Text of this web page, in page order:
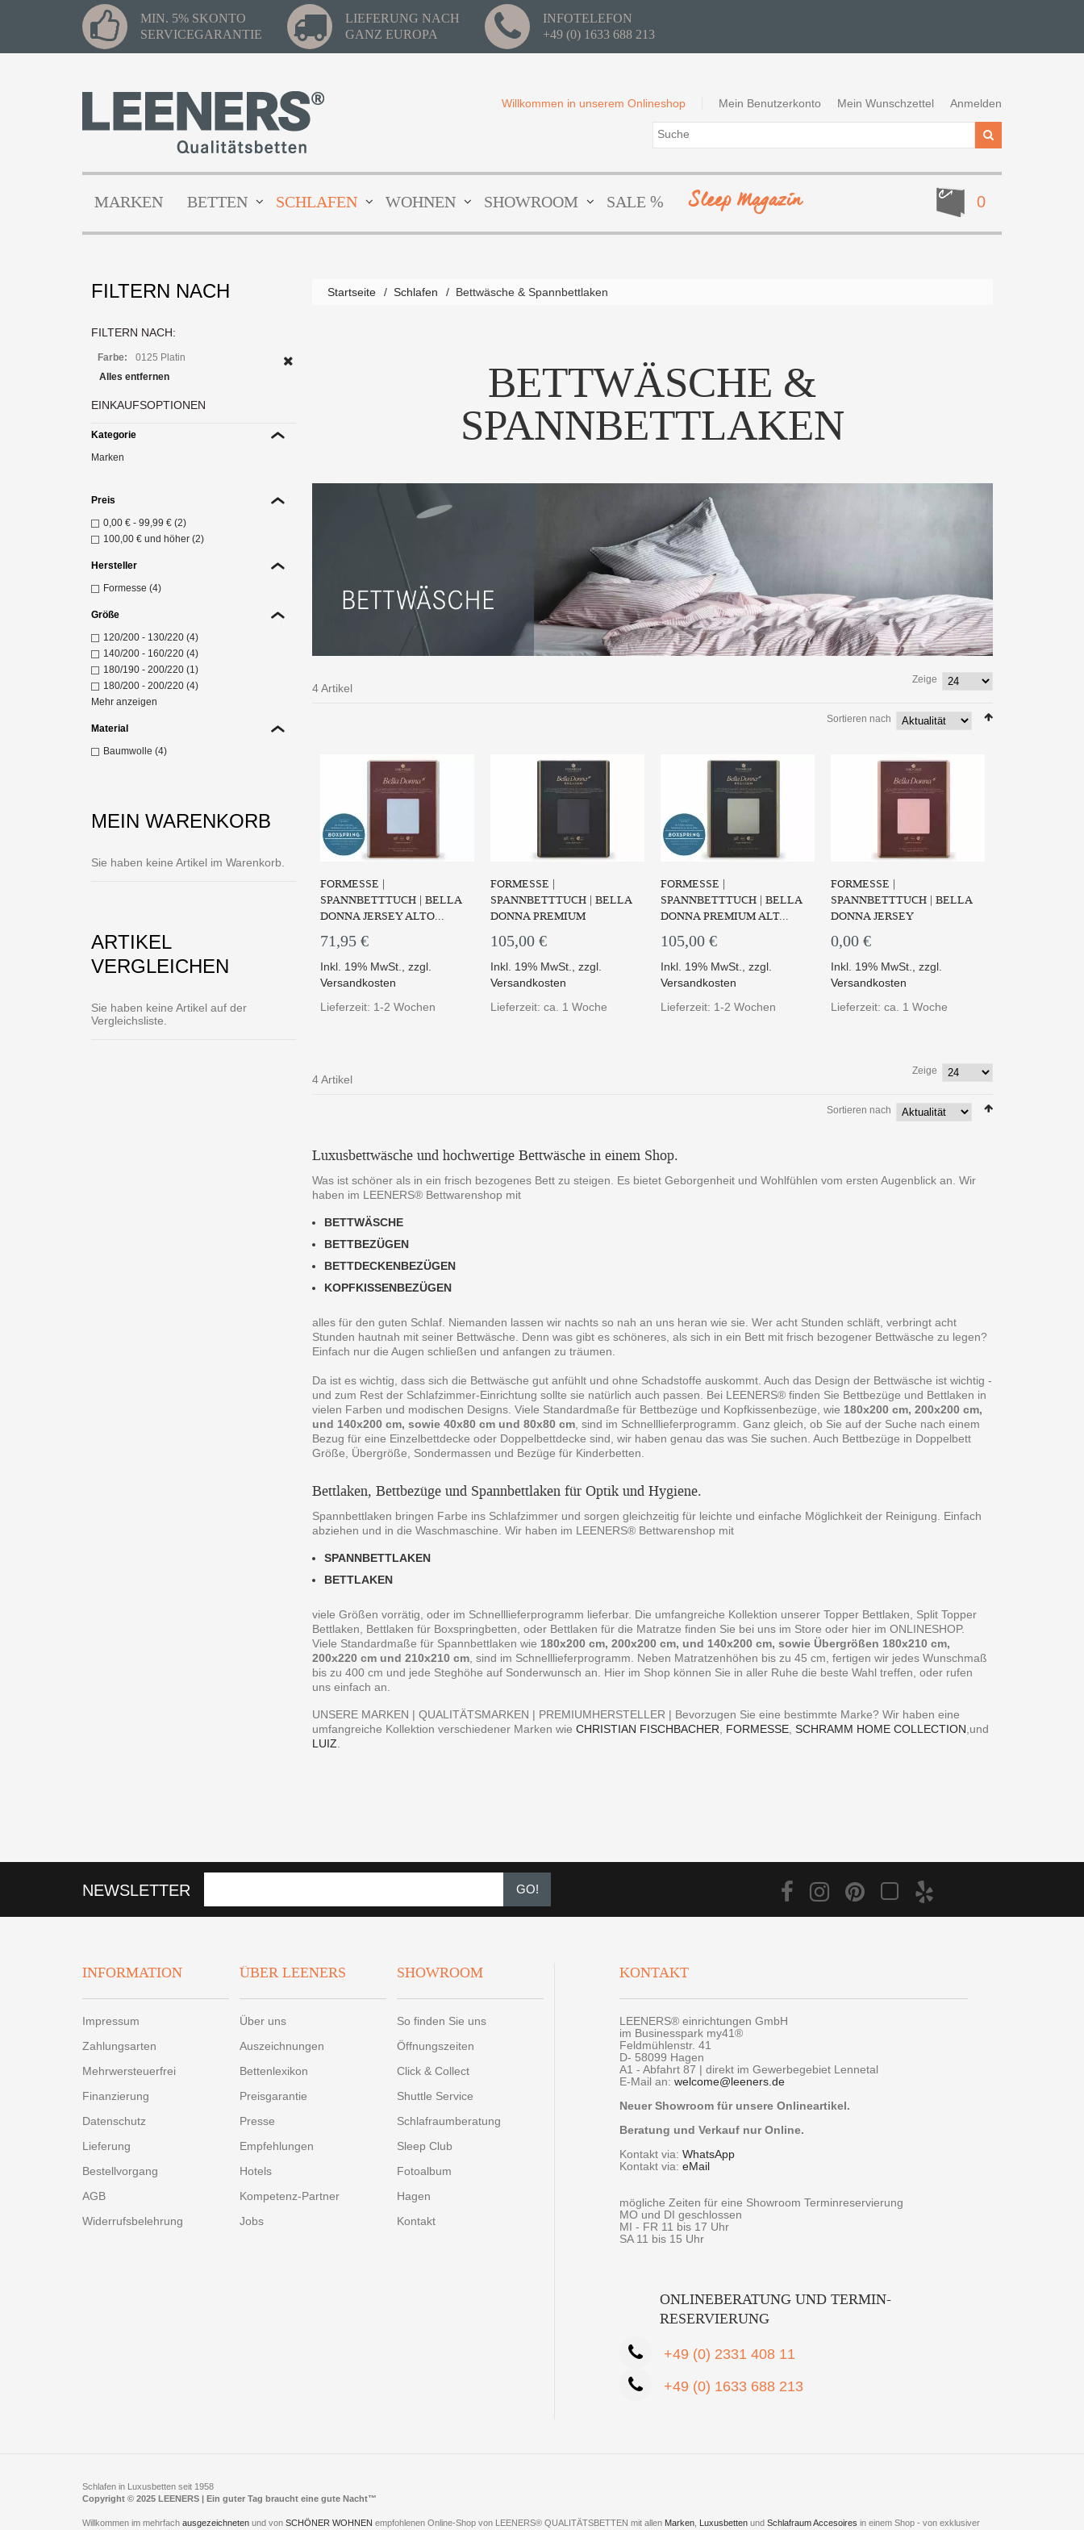
MIN. 5% SKONTO
SERVICEGARANTIE
LIEFERUNG NACH
GANZ EUROPA
INFOTELEFON
+49 (0) 1633 688 213
Mein Benutzerkonto Mein Wunschzettel Anmelden
Willkommen in unserem Onlineshop
0
MARKEN BETTEN SCHLAFEN WOHNEN SHOWROOM SALE % Sleep Magazin
Startseite / Schlafen / Bettwäsche & Spannbettlaken
BETTWÄSCHE &
SPANNBETTLAKEN
4 Artikel
Zeige
Sortieren nach
FORMESSE |
SPANNBETTTUCH | BELLA
DONNA JERSEY ALTO...
71,95 €
Inkl. 19% MwSt.,zzgl.
Versandkosten
Lieferzeit: 1-2 Wochen
FORMESSE |
SPANNBETTTUCH | BELLA
DONNA PREMIUM
105,00 €
Inkl. 19% MwSt., zzgl.
Versandkosten
Lieferzeit: ca. 1 Woche
Die Premium-Ausführung von
Bella Donna - Noch...
FORMESSE |
SPANNBETTTUCH | BELLA
DONNA PREMIUM ALT...
105,00 €
Inkl. 19% MwSt., zzgl.
Versandkosten
Lieferzeit: 1-2 Wochen
Die Premium-Ausführung von
Bella Donna - Noch...
FORMESSE |
SPANNBETTTUCH | BELLA
DONNA JERSEY
0,00 €
Inkl. 19% MwSt., zzgl.
Versandkosten
Lieferzeit: ca. 1 Woche
4 Artikel
Zeige
Sortieren nach
Luxusbettwäsche und hochwertige Bettwäsche in einem Shop.
Was ist schöner als in ein frisch bezogenes Bett zu steigen. Es bietet Geborgenheit und Wohlfühlen vom ersten Augenblick an. Wir
haben im LEENERS® Bettwarenshop mit
BETTWÄSCHE
BETTBEZÜGEN
BETTDECKENBEZÜGEN
KOPFKISSENBEZÜGEN
alles für den guten Schlaf. Niemanden lassen wir nachts so nah an uns heran wie sie. Wer acht Stunden schläft, verbringt acht
Stunden hautnah mit seiner Bettwäsche. Denn was gibt es schöneres, als sich in ein Bett mit frisch bezogener Bettwäsche zu legen?
Einfach nur die Augen schließen und anfangen zu träumen.
Da ist es wichtig, dass sich die Bettwäsche gut anfühlt und ohne Schadstoffe auskommt. Auch das Design der Bettwäsche ist wichtig -
und zum Rest der Schlafzimmer-Einrichtung sollte sie natürlich auch passen. Bei LEENERS® finden Sie Bettbezüge und Bettlaken in
vielen Farben und modischen Designs. Viele Standardmaße für Bettbezüge und Kopfkissenbezüge, wie 180x200 cm, 200x200 cm,
und 140x200 cm, sowie 40x80 cm und 80x80 cm, sind im Schnelllieferprogramm. Ganz gleich, ob Sie auf der Suche nach einem
Bezug für eine Einzelbettdecke oder Doppelbettdecke sind, wir haben genau das was Sie suchen. Auch Bettbezüge in Doppelbett
Größe, Übergröße, Sondermassen und Bezüge für Kinderbetten.
Bettlaken, Bettbezüge und Spannbettlaken für Optik und Hygiene.
Spannbettlaken bringen Farbe ins Schlafzimmer und sorgen gleichzeitig für leichte und einfache Möglichkeit der Reinigung. Einfach
abziehen und in die Waschmaschine. Wir haben im LEENERS® Bettwarenshop mit
SPANNBETTLAKEN
BETTLAKEN
viele Größen vorrätig, oder im Schnelllieferprogramm lieferbar. Die umfangreiche Kollektion unserer Topper Bettlaken, Split Topper
Bettlaken, Bettlaken für Boxspringbetten, oder Bettlaken für die Matratze finden Sie bei uns im Store oder hier im ONLINESHOP.
Viele Standardmaße für Spannbettlaken wie 180x200 cm, 200x200 cm, und 140x200 cm, sowie Übergrößen 180x210 cm,
200x220 cm und 210x210 cm, sind im Schnelllieferprogramm. Neben Matratzenhöhen bis zu 45 cm, fertigen wir jedes Wunschmaß
bis zu 400 cm und jede Steghöhe auf Sonderwunsch an. Hier im Shop können Sie in aller Ruhe die beste Wahl treffen, oder rufen
uns einfach an.
UNSERE MARKEN | QUALITÄTSMARKEN | PREMIUMHERSTELLER | Bevorzugen Sie eine bestimmte Marke? Wir haben eine
umfangreiche Kollektion verschiedener Marken wieCHRISTIAN FISCHBACHER, FORMESSE,SCHRAMM HOME COLLECTION,und
LUIZ.
FILTERN NACH
FILTERN NACH:
Farbe:
0125 Platin
Alles entfernen
EINKAUFSOPTIONEN
Kategorie
Marken
Preis
0,00 € -99,99 € (2)
100,00 € und höher (2)
Hersteller
Formesse (4)
Größe
120/200 - 130/220 (4)
140/200 - 160/220 (4)
180/190 - 200/220 (1)
180/200 - 200/220 (4)
Mehr anzeigen
Material
Baumwolle (4)
MEIN WARENKORB
Sie haben keine Artikel im Warenkorb.
ARTIKEL
VERGLEICHEN
Sie haben keine Artikel auf der
Vergleichsliste.
NEWSLETTER GO!
INFORMATION
Impressum
Zahlungsarten
Mehrwersteuerfrei
Finanzierung
Datenschutz
Lieferung
Bestellvorgang
AGB
Widerrufsbelehrung
ÜBER LEENERS
Über uns
Auszeichnungen
Bettenlexikon
Preisgarantie
Presse
Empfehlungen
Hotels
Kompetenz-Partner
Jobs
SHOWROOM
So finden Sie uns
Öffnungszeiten
Click & Collect
Shuttle Service
Schlafraumberatung
Sleep Club
Fotoalbum
Hagen
Kontakt
KONTAKT
LEENERS® einrichtungen GmbH
im Businesspark my41®
Feldmühlenstr. 41
D- 58099 Hagen
A1 - Abfahrt 87 | direkt im Gewerbegebiet Lennetal
E-Mail an: welcome@leeners.de
Neuer Showroom für unsere Onlineartikel.
Beratung und Verkauf nur Online.
Kontakt via: WhatsApp
Kontakt via: eMail
mögliche Zeiten für eine Showroom Terminreservierung
MO und DI geschlossen
MI - FR 11 bis 17 Uhr
SA 11 bis 15 Uhr
ONLINEBERATUNG UND TERMIN-
RESERVIERUNG
+49 (0) 2331 408 11
+49 (0) 1633 688 213
Schlafen in Luxusbetten seit 1958
Copyright © 2025 LEENERS | Ein guter Tag braucht eine gute Nacht™
Willkommen im mehrfach ausgezeichneten und von SCHÖNER WOHNEN empfohlenen Online-Shop von LEENERS® QUALITÄTSBETTEN mit allen Marken Luxusbetten und Schlafraum Accesoires in einem Shop - von exklusiver